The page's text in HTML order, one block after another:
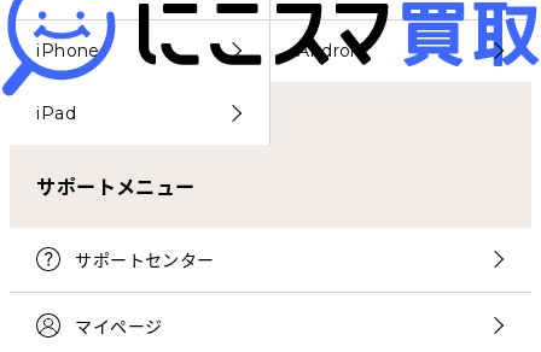
iPhone Android
iPad
サポートメニュー
サポートセンター
マイページ